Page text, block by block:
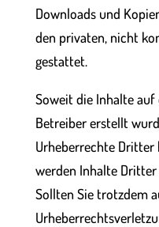
Downloads und
den privaten, nicht
gestattet.
Soweit die Inhalte
Betreiber erstellt
Urheberrechte Dritter
werden Inhalte Dritter
Sollten Sie trotzdem